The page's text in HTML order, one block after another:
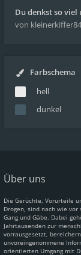
Du denkst so viel
von kleinerkiffer84
Farbschema
hell
dunkel
Über uns
Die Gerüchte, Vorurteile
Drogen, sind nach wie
Gang und Gäbe. Dabei
Jahrtausenden zur
vorrausgesetzt,
unvoreingenommene
orientierten Umgang mit